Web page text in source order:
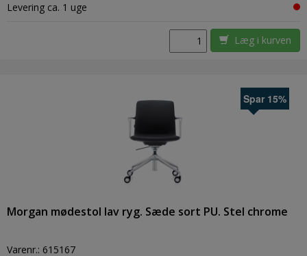
Levering ca. 1 uge
Læg i kurven
Spar 15%
Morgan mødestol lav ryg. Sæde sort PU. Stel chrome
Varenr.: 615167